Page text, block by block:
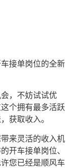
接单岗位的全新
，不妨试试优
个拥有最多活跃
获取收入。
来灵活的收入机
开车接单岗位、
您已经是顺风车